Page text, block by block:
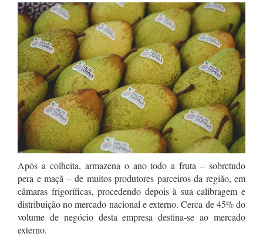
Após a colheita, armazena o ano todo a fruta – sobretudo
pera e maçã – de muitos produtores parceiros da região, em
câmaras frigoríficas, procedendo depois à sua calibragem e
distribuição no mercado nacional e externo. Cerca de 45% do
volume de negócio desta empresa destina-se ao mercado
externo.